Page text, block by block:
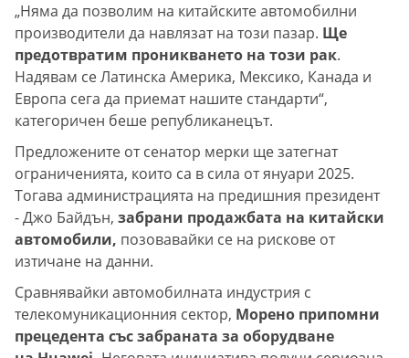
„Няма да позволим на китайските автомобилни
производители да навлязат на този пазар. Ще
предотвратим проникването на този рак.
Надявам се Латинска Америка, Мексико, Канада и
Европа сега да приемат нашите стандарти“,
категоричен беше републиканецът.
Предложените от сенатор мерки ще затегнат
ограниченията, които са в сила от януари 2025.
Тогава администрацията на предишния президент
- Джо Байдън, забрани продажбата на китайски
автомобили, позовавайки се на рискове от
изтичане на данни.
Сравнявайки автомобилната индустрия с
телекомуникационния сектор, Морено припомни
прецедента със забраната за оборудване